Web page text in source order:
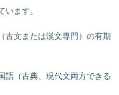
います。
古文または漢文専門）の有期
語（古典、現代文両方できる